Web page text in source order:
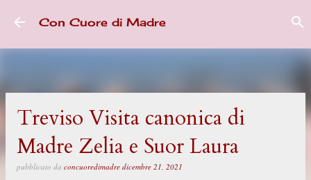
Passa ai contenuti principali
Con Cuore di Madre
Treviso Visita canonica di
Madre Zelia e Suor Laura
pubblicato da concuoredimadre dicembre 21, 2021